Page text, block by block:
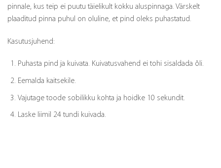
pinnale, kus teip ei puutu täielikult kokku aluspinnaga. Värskelt
plaaditud pinna puhul on oluline, et pind oleks puhastatud.
Kasutusjuhend:
Puhasta pind ja kuivata. Kuivatusvahend ei tohi sisaldada õli.
Eemalda kaitsekile.
Vajutage toode sobilikku kohta ja hoidke 10 sekundit.
Laske liimil 24 tundi kuivada.